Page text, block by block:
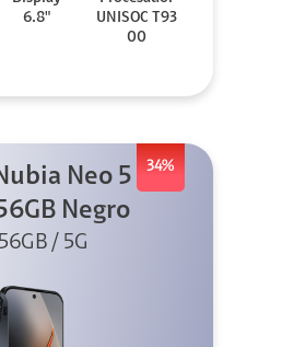
6.8"
UNISOC T93
00
34%
Neo 5
Negro
/ 5G